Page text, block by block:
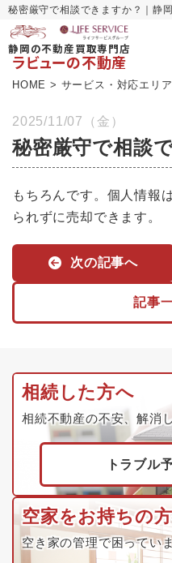
静岡の不動産買取専門店
ラビューの不動産
HOME > サービス・対応エリ
2025/11/07（金）
秘密厳守で相談
もちろんです。個人情報
られずに売却できます。
次の記事へ
記事
相続した方へ
相続不動産の不安、解消
トラブル
空家をお持ちの
空き家の管理で困ってい